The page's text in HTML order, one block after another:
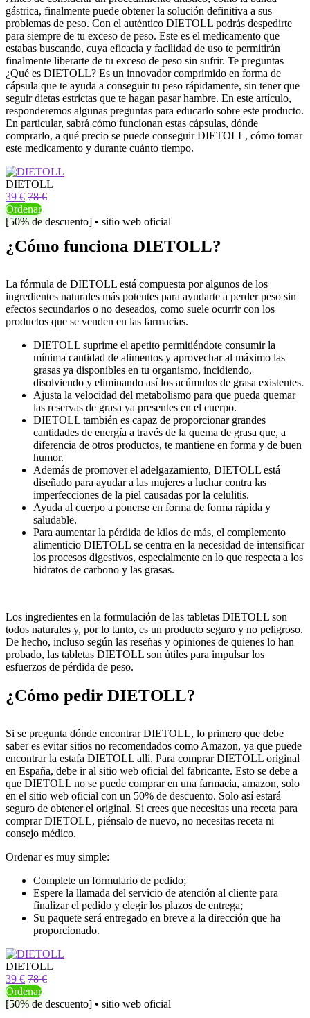
gástrica, finalmente puede obtener la solución definitiva a sus
problemas de peso. Con el auténtico DIETOLL podrás despedirte
para siempre de tu exceso de peso. Este es el medicamento que
estabas buscando, cuya eficacia y facilidad de uso te permitirán
finalmente liberarte de tu exceso de peso sin sufrir. Te preguntas
¿Qué es DIETOLL? Es un innovador comprimido en forma de
cápsula que te ayuda a conseguir tu peso rápidamente, sin tener que
seguir dietas estrictas que te hagan pasar hambre. En este artículo,
responderemos algunas preguntas para educarlo sobre este producto.
En particular, sabrá cómo funcionan estas cápsulas, dónde
comprarlo, a qué precio se puede conseguir DIETOLL, cómo tomar
este medicamento y durante cuánto tiempo.
DIETOLL
39 € 78 €
Ordenar
[50% de descuento] • sitio web oficial
¿Cómo funciona DIETOLL?
La fórmula de DIETOLL está compuesta por algunos de los
ingredientes naturales más potentes para ayudarte a perder peso sin
efectos secundarios o no deseados, como suele ocurrir con los
productos que se venden en las farmacias.
DIETOLL suprime el apetito permitiéndote consumir la
mínima cantidad de alimentos y aprovechar al máximo las
grasas ya disponibles en tu organismo, incidiendo,
disolviendo y eliminando así los acúmulos de grasa existentes.
Ajusta la velocidad del metabolismo para que pueda quemar
las reservas de grasa ya presentes en el cuerpo.
DIETOLL también es capaz de proporcionar grandes
cantidades de energía a través de la quema de grasa que, a
diferencia de otros productos, te mantiene en forma y de buen
humor.
Además de promover el adelgazamiento, DIETOLL está
diseñado para ayudar a las mujeres a luchar contra las
imperfecciones de la piel causadas por la celulitis.
Ayuda al cuerpo a ponerse en forma de forma rápida y
saludable.
Para aumentar la pérdida de kilos de más, el complemento
alimenticio DIETOLL se centra en la necesidad de intensificar
los procesos digestivos, especialmente en lo que respecta a los
hidratos de carbono y las grasas.
Los ingredientes en la formulación de las tabletas DIETOLL son
todos naturales y, por lo tanto, es un producto seguro y no peligroso.
De hecho, incluso según las reseñas y opiniones de quienes lo han
probado, las tabletas DIETOLL son útiles para impulsar los
esfuerzos de pérdida de peso.
¿Cómo pedir DIETOLL?
Si se pregunta dónde encontrar DIETOLL, lo primero que debe
saber es evitar sitios no recomendados como Amazon, ya que puede
encontrar la estafa DIETOLL allí. Para comprar DIETOLL original
en España, debe ir al sitio web oficial del fabricante. Esto se debe a
que DIETOLL no se puede comprar en una farmacia, amazon, solo
en el sitio web oficial con un 50% de descuento. Solo así estará
seguro de obtener el original. Si crees que necesitas una receta para
comprar DIETOLL, piénsalo de nuevo, no necesitas receta ni
consejo médico.
Ordenar es muy simple:
Complete un formulario de pedido;
Espere la llamada del servicio de atención al cliente para
finalizar el pedido y elegir los plazos de entrega;
Su paquete será entregado en breve a la dirección que ha
proporcionado.
DIETOLL
39 € 78 €
Ordenar
[50% de descuento] • sitio web oficial